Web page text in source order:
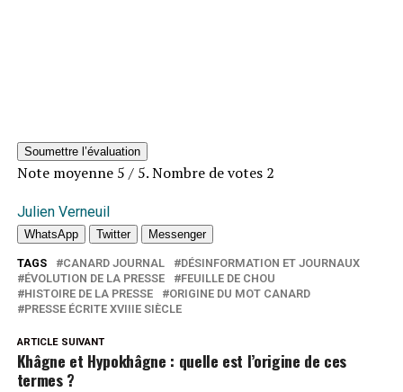
Soumettre l’évaluation
Note moyenne 5 / 5. Nombre de votes 2
Julien Verneuil
WhatsApp Twitter Messenger
TAGS CANARD JOURNAL
DÉSINFORMATION ET JOURNAUX
ÉVOLUTION DE LA PRESSE
FEUILLE DE CHOU
HISTOIRE DE LA PRESSE
ORIGINE DU MOT CANARD
PRESSE ÉCRITE XVIIIE SIÈCLE
ARTICLE SUIVANT
Khâgne et Hypokhâgne : quelle est l’origine de ces
termes ?